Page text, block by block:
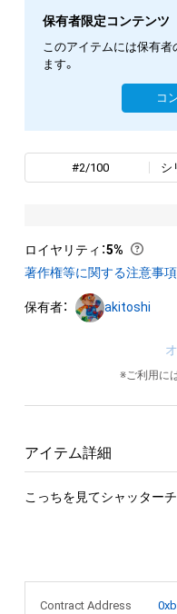
保有者限定コンテンツ
このアイテムには保有
ます。
コ
#2/100 シ
ロイヤリティ ：5%
著作権等に関する注意事項
保有者： akitoshi
※ご利用に
アイテム詳細
こっちを見てシャッター
Contract Address